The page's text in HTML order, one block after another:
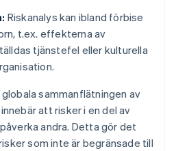
Riskanalys kan ibland förbise
t.ex. effekterna av
tjänstefel eller kulturella
globala sammanflätningen av
att risker i en del av
andra. Detta gör det
som inte är begränsade till